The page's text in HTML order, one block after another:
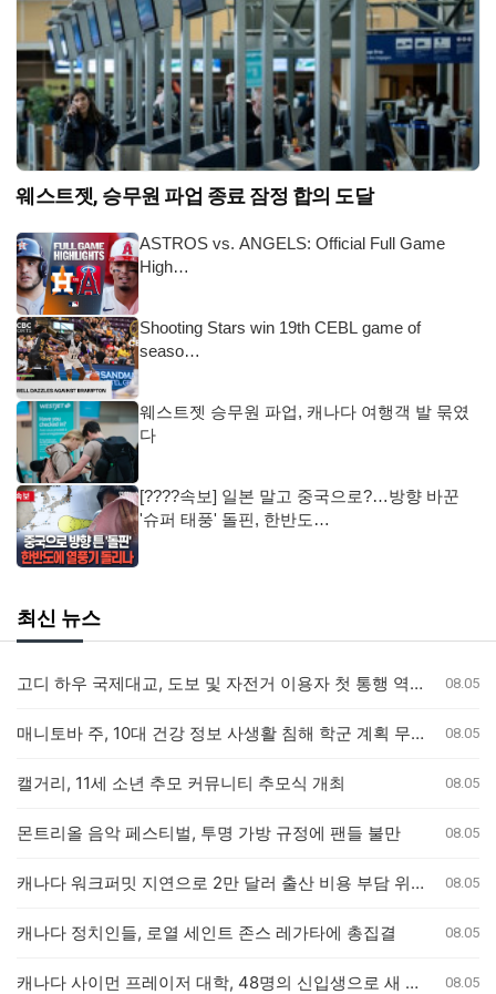
웨스트젯, 승무원 파업 종료 잠정 합의 도달
ASTROS vs. ANGELS: Official Full Game
High…
Shooting Stars win 19th CEBL game of
seaso…
웨스트젯 승무원 파업, 캐나다 여행객 발 묶였
다
[????속보] 일본 말고 중국으로?…방향 바꾼
'슈퍼 태풍' 돌핀, 한반도…
최신 뉴스
고디 하우 국제대교, 도보 및 자전거 이용자 첫 통행 역사 새기다 08.05
매니토바 주, 10대 건강 정보 사생활 침해 학군 계획 무효화 08.05
캘거리, 11세 소년 추모 커뮤니티 추모식 개최 08.05
몬트리올 음악 페스티벌, 투명 가방 규정에 팬들 불만 08.05
캐나다 워크퍼밋 지연으로 2만 달러 출산 비용 부담 위기 퀘벡 커플 08.05
캐나다 정치인들, 로열 세인트 존스 레가타에 총집결 08.05
캐나다 사이먼 프레이저 대학, 48명의 신입생으로 새 의과대학 개교 08.05